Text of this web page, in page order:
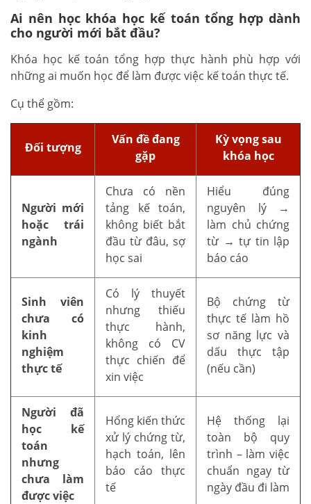
Ai nên học khóa học kế toán tổng hợp dành
cho người mới bắt đầu?
Khóa học kế toán tổng hợp thực hành phù hợp với
những ai muốn học để làm được việc kế toán thực tế.
Cụ thể gồm:
Đối tượng
Vấn đề đang
gặp
Kỳ vọng sau
khóa học
Người mới
hoặc trái
ngành
Chưa có nền
tảng kế toán,
không biết bắt
đầu từ đâu, sợ
học sai
Hiểu đúng
nguyên lý →
làm chủ chứng
từ → tự tin lập
báo cáo
Sinh viên
chưa có
kinh
nghiệm
thực tế
Có lý thuyết
nhưng thiếu
thực hành,
không có CV
thực chiến để
xin việc
Bộ chứng từ
thực tế làm hồ
sơ năng lực và
dấu thực tập
(nếu cần)
Người đã
học kế
toán
nhưng
chưa làm
được việc
Hổng kiến thức
xử lý chứng từ,
hạch toán, lên
báo cáo thực
tế
Hệ thống lại
toàn bộ quy
trình – làm việc
chuẩn ngay từ
ngày đầu đi làm